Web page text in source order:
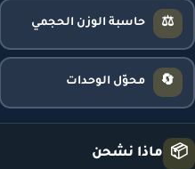
⚖️ حاسبة الوزن الحجمي
🔄 محوّل الوحدات
📦 ماذا نشحن